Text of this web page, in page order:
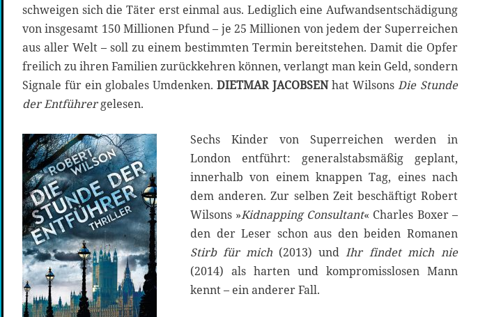
schweigen sich die Täter erst einmal aus. Lediglich eine Aufwandsentschädigung
von insgesamt 150 Millionen Pfund – je 25 Millionen von jedem der Superreichen
aus aller Welt – soll zu einem bestimmten Termin bereitstehen. Damit die Opfer
freilich zu ihren Familien zurückkehren können, verlangt man kein Geld, sondern
Signale für ein globales Umdenken. DIETMAR JACOBSENhat Wilsons Die Stunde
der Entführergelesen.
Sechs Kinder von Superreichen werden in
London entführt: generalstabsmäßig geplant,
innerhalb von einem knappen Tag, eines nach
dem anderen. Zur selben Zeit beschäftigt Robert
Wilsons »Kidnapping Consultant« Charles Boxer –
den der Leser schon aus den beiden Romanen
Stirb für mich (2013) und Ihr findet mich nie
(2014) als harten und kompromisslosen Mann
kennt – ein anderer Fall.